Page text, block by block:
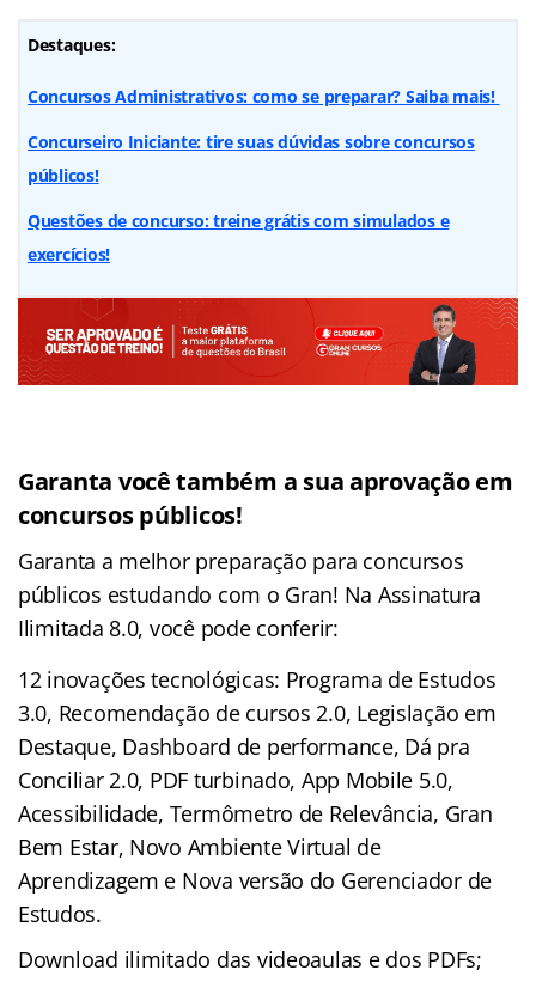
Destaques:
Concursos Administrativos: como se preparar? Saiba mais!
Concurseiro Iniciante: tire suas dúvidas sobre concursos
públicos!
Questões de concurso: treine grátis com simulados e
exercícios!
Garanta você também a sua aprovação em
concursos públicos!
Garanta a melhor preparação para concursos
públicos estudando com o Gran! Na Assinatura
Ilimitada 8.0, você pode conferir:
12 inovações tecnológicas: Programa de Estudos
3.0, Recomendação de cursos 2.0, Legislação em
Destaque, Dashboard de performance, Dá pra
Conciliar 2.0, PDF turbinado, App Mobile 5.0,
Acessibilidade, Termômetro de Relevância, Gran
Bem Estar, Novo Ambiente Virtual de
Aprendizagem e Nova versão do Gerenciador de
Estudos.
Download ilimitado das videoaulas e dos PDFs;